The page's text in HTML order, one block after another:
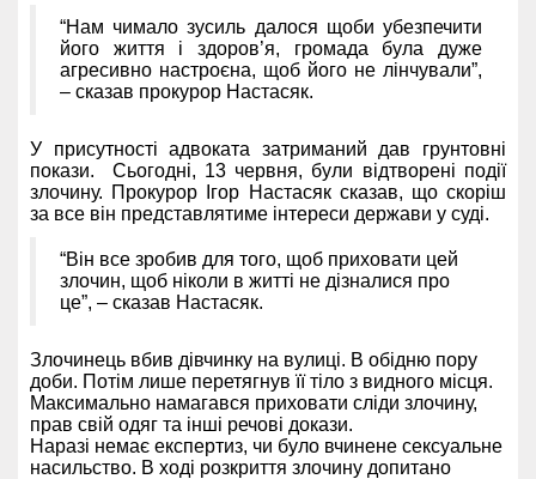
“Нам чимало зусиль далося щоби убезпечити
його життя і здоров’я, громада була дуже
агресивно настроєна, щоб його не лінчували”,
– сказав прокурор Настасяк.
У присутності адвоката затриманий дав грунтовні
покази. Сьогодні, 13 червня, були відтворені події
злочину. Прокурор Ігор Настасяк сказав, що скоріш
за все він представлятиме інтереси держави у суді.
“Він все зробив для того, щоб приховати цей
злочин, щоб ніколи в житті не дізналися про
це”, – сказав Настасяк.
Злочинець вбив дівчинку на вулиці. В обідню пору
доби. Потім лише перетягнув її тіло з видного місця.
Максимально намагався приховати сліди злочину,
прав свій одяг та інші речові докази.
Наразі немає експертиз, чи було вчинене сексуальне
насильство. В ході розкриття злочину допитано